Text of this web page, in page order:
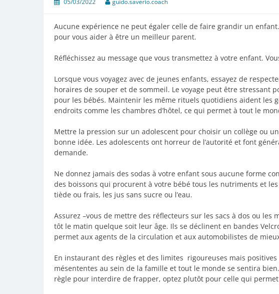
05/03/2022 guido.saverio.coach
Aucune expérience ne peut égaler celle de faire grandir un
pour vous aider à être un meilleur parent.
Réfléchissez au message que vous transmettez à votre enfant.
Lorsque vous voyagez avec de jeunes enfants, essayez de
horaires de souper et de sommeil. Le voyage peut être stressant
pour les bébés. Maintenir les même rituels quotidiens aident les
endroits comme les chambres d’hôtel, ce qui permet à tout le
Mettre la pression sur un adolescent pour choisir un collège ou
bonne idée. Les adolescents ont horreur de l’autorité et font
demande.
Ne donnez jamais des sodas à votre enfant sous aucune forme
des boissons qui procurent à votre bébé tous les nutriments et
tiède ou frais, les jus sans sucre ou l’eau.
Assurez –vous de mettre des réflecteurs sur les sacs à dos ou les
tôt le matin quelque soit leur âge. Ils se déclinent en bandes
permet aux agents de la circulation et aux automobilistes de
En instaurant des règles et des limites rigoureuses mais
mésententes au sein de la famille et tout le monde se sentira
règle pour interdire de frapper, optez plutôt pour celle qui